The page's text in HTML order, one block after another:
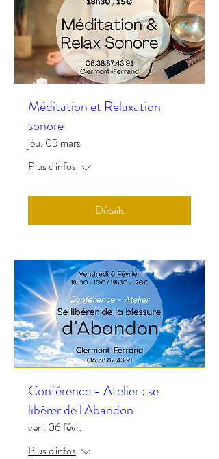
Méditation et Relaxation
sonore
jeu. 05 mars
Plus d'infos
Détails
Conférence - Atelier : se
libérer de l'Abandon
ven. 06 févr.
Plus d'infos